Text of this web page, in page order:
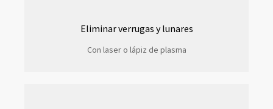
Eliminar verrugas y lunares
Con laser o lápiz de plasma